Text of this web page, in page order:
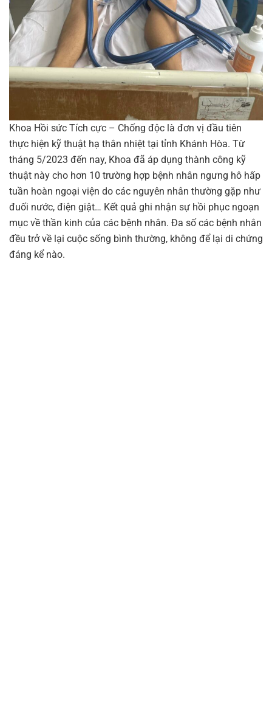
Khoa Hồi sức Tích cực – Chống độc là đơn vị đầu tiên
thực hiện kỹ thuật hạ thân nhiệt tại tỉnh Khánh Hòa. Từ
tháng 5/2023 đến nay, Khoa đã áp dụng thành công kỹ
thuật này cho hơn 10 trường hợp bệnh nhân ngưng hô hấp
tuần hoàn ngoại viện do các nguyên nhân thường gặp như
đuối nước, điện giật… Kết quả ghi nhận sự hồi phục ngoạn
mục về thần kinh của các bệnh nhân. Đa số các bệnh nhân
đều trở về lại cuộc sống bình thường, không để lại di chứng
đáng kể nào.